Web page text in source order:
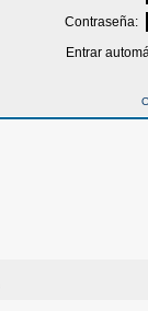
Contraseña:
Entrar